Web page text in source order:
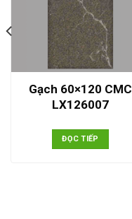
Gạch 60×120 CMC
LX126007
ĐỌC TIẾP